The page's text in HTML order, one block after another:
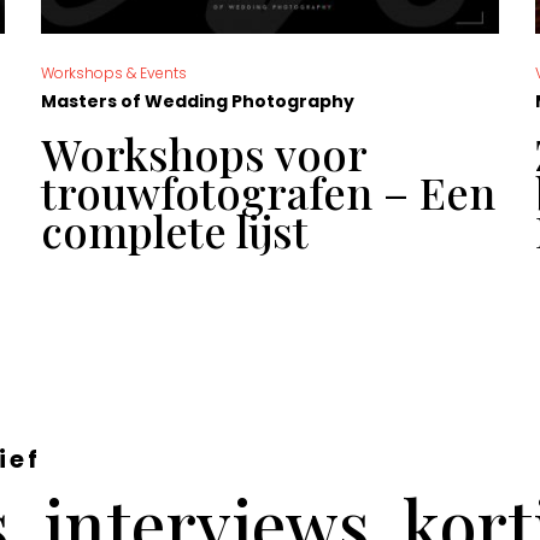
Workshops & Events
Masters of Wedding Photography
Workshops voor
trouwfotografen – Een
complete lijst